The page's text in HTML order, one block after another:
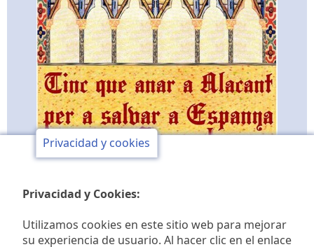
Privacidad y cookies
Privacidad y Cookies:
Utilizamos cookies en este sitio web para mejorar
su experiencia de usuario. Al hacer clic en el enlace